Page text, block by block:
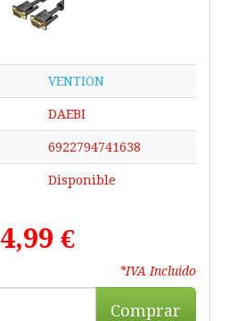
VENTION
DAEBI
6922794741638
Disponible
4,99 €
*IVA Incluido
Comprar